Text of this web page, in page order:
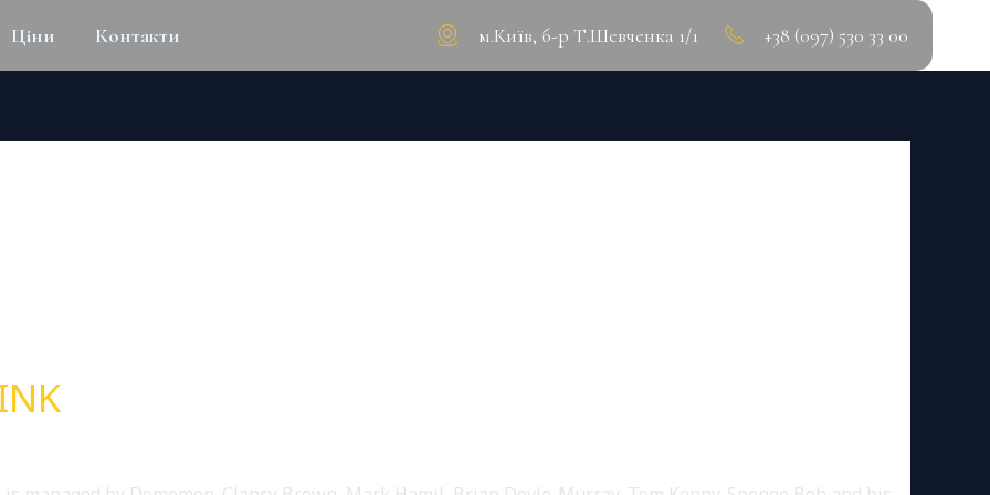
Ціни Контакти м.Київ, б-р Т.Шевченка 1/1 +38 (097) 530 33 00